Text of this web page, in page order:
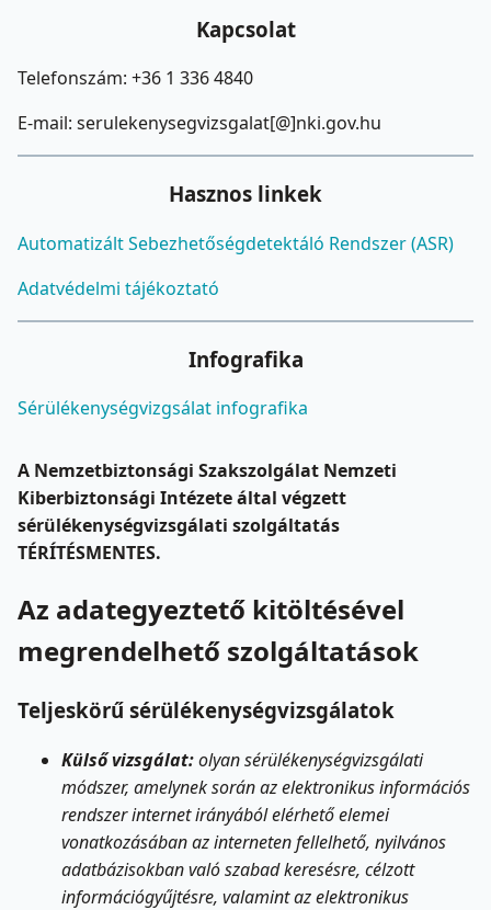
Kapcsolat
Telefonszám: +36 1 336 4840
E-mail: serulekenysegvizsgalat[@]nki.gov.hu
Hasznos linkek
Automatizált Sebezhetőségdetektáló Rendszer (ASR)
Adatvédelmi tájékoztató
Infografika
Sérülékenységvizgsálat infografika
A Nemzetbiztonsági Szakszolgálat Nemzeti
Kiberbiztonsági Intézete által végzett
sérülékenységvizsgálati szolgáltatás
TÉRÍTÉSMENTES.
Az adategyeztető kitöltésével
megrendelhető szolgáltatások
Teljeskörű sérülékenységvizsgálatok
Külső vizsgálat:olyan sérülékenységvizsgálati
módszer, amelynek során az elektronikus információs
rendszer internet irányából elérhető elemei
vonatkozásában az interneten fellelhető, nyilvános
adatbázisokban való szabad keresésre, célzott
információgyűjtésre, valamint az elektronikus